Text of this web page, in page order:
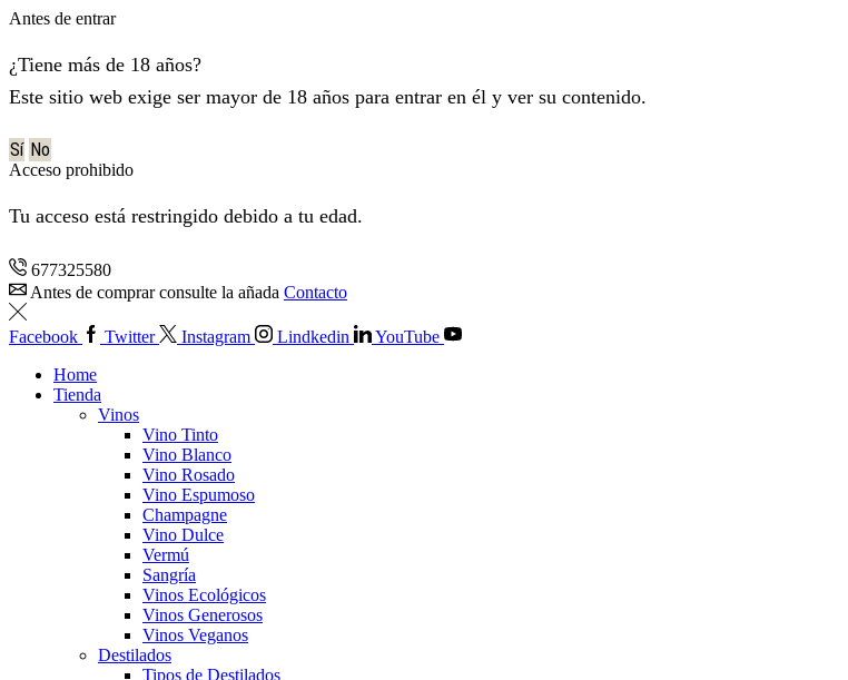
Antes de entrar
¿Tiene más de 18 años?
Este sitio web exige ser mayor de 18 años para entrar en él y ver su contenido.
Sí No
Acceso prohibido
Tu acceso está restringido debido a tu edad.
677325580
Antes de comprar consulte la añada Contacto
Facebook Twitter Instagram Lindkedin
YouTube
Home
Tienda
Vinos
Vino Tinto
Vino Blanco
Vino Rosado
Vino Espumoso
Champagne
Vino Dulce
Vermú
Sangría
Vinos Ecológicos
Vinos Generosos
Vinos Veganos
Destilados
Tipos de Destilados